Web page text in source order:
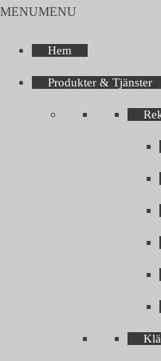
MENUMENU
Hem
Produkter & Tjänster